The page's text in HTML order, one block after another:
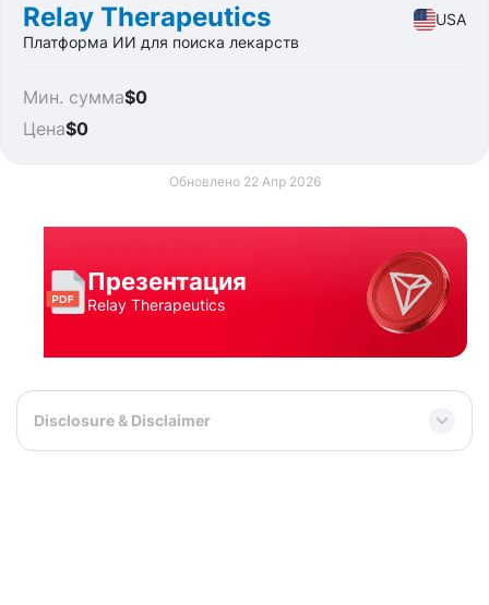
Relay Therapeutics
USA
Платформа ИИ для поиска лекарств
$0
Цена
$0
Мин. сумма
Обновлено 22 Апр 2026
Презентация
Relay Therapeutics
Disclosure & Disclaimer